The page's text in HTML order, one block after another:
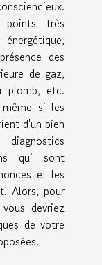
points très
des
de gaz,
plomb, etc.
si les
d'un bien
qui sont
et les
Alors, pour
devriez
de votre